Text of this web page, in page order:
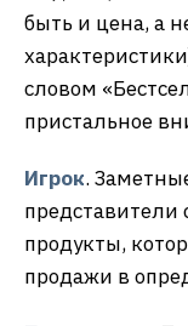
быть и цена, а
словом
пристальное
Игрок.
представители
продукты,
продажи в